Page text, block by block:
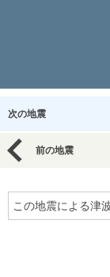
次の地震
前の地震
この地震による津